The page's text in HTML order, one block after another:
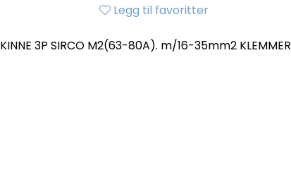
Legg til favoritter
3P SIRCO M2(63-80A). m/16-35mm2 KLEMMER